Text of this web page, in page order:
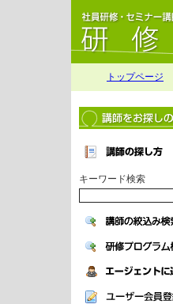
トップページ
キーワード検索